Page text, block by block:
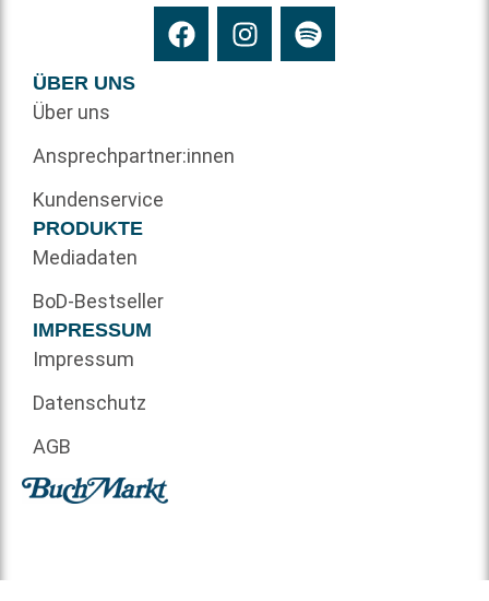
ÜBER UNS
Über uns
Ansprechpartner:innen
Kundenservice
PRODUKTE
Mediadaten
BoD-Bestseller
IMPRESSUM
Impressum
Datenschutz
AGB